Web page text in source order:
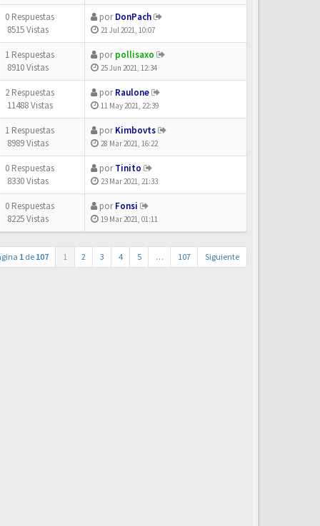
0 Respuestas
8515 Vistas
porDonPach
21 Jul 2021, 10:07
1 Respuestas
8910 Vistas
porpollisaxo
25 Jun 2021, 12:34
2 Respuestas
11488 Vistas
porRaulone
11 May 2021, 22:39
1 Respuestas
8989 Vistas
porKimbovts
28 Mar 2021, 16:22
0 Respuestas
8330 Vistas
porTinito
23 Mar 2021, 21:33
0 Respuestas
8225 Vistas
porFonsi
19 Mar 2021, 01:11
1 de 107 1 2 3 4 5 … 107 Siguiente